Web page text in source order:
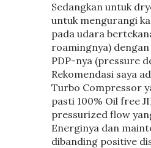
Sedangkan untuk
untuk mengurangi
pada udara
roamingnya)
PDP-nya (pressure
Rekomendasi saya
Turbo Compressor
pasti 100% Oil free
pressurized flow
Energinya dan
dibanding positive